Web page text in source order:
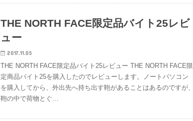
THE NORTH FACE限定品バイト25レビ
ュー
2017.11.05
THE NORTH FACE限定品バイト25レビュー THE NORTH FACE限
定商品バイト25を購入したのでレビューします。ノートパソコン
を購入してから、外出先へ持ち出す鞄があることはあるのですが、
鞄の中で荷物とぐ…